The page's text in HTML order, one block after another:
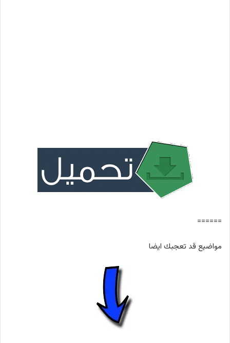
======
مواضيع قد تعجبك ايضا